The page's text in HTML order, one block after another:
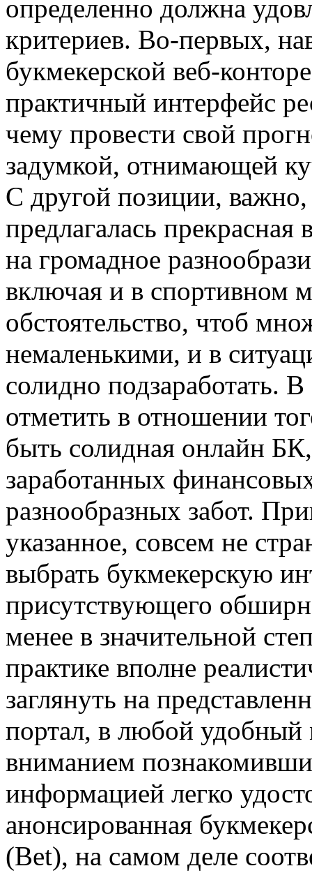
определенно должна
критериев. Во-первых,
букмекерской веб-
практичный интерфейс
чему провести свой
задумкой, отнимающей
С другой позиции,
предлагалась
на громадное
включая и в спортивном
обстоятельство, чтоб
немаленькими, и в
солидно подзаработать.
отметить в отношении
быть солидная онлайн
заработанных
разнообразных забот.
указанное, совсем не
выбрать букмекерскую
присутствующего
менее в значительной
практике вполне
заглянуть на
портал, в любой
вниманием
информацией легко
анонсированная
(Bet), на самом деле